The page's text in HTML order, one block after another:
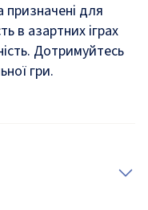
призначені для
в азартних іграх
Дотримуйтесь
гри.